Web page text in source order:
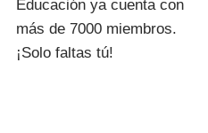
Educación ya cuenta con
más de 7000 miembros.
¡Solo faltas tú!